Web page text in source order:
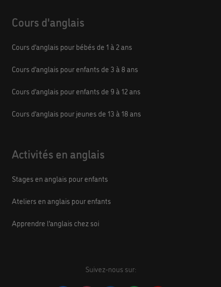
Cours d'anglais
Cours d’anglais pour bébés de 1 à 2 ans
Cours d’anglais pour enfants de 3 à 8 ans
Cours d’anglais pour enfants de 9 à 12 ans
Cours d’anglais pour jeunes de 13 à 18 ans
Activités en anglais
Stages en anglais pour enfants
Ateliers en anglais pour enfants
Apprendre l’anglais chez soi
Suivez-nous sur: